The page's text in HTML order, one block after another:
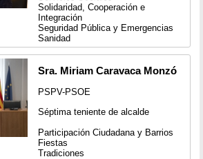
Solidaridad, Cooperación e
Integración
Seguridad Pública y Emergencias
Sanidad
Sra. Miriam Caravaca Monzó
PSPV-PSOE
Séptima teniente de alcalde
Participación Ciudadana y Barrios
Fiestas
Tradiciones